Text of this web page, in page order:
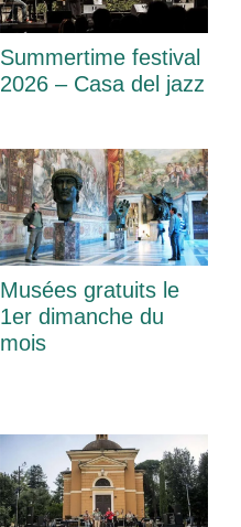
Summertime festival
2026 – Casa del jazz
Musées gratuits le
1er dimanche du
mois